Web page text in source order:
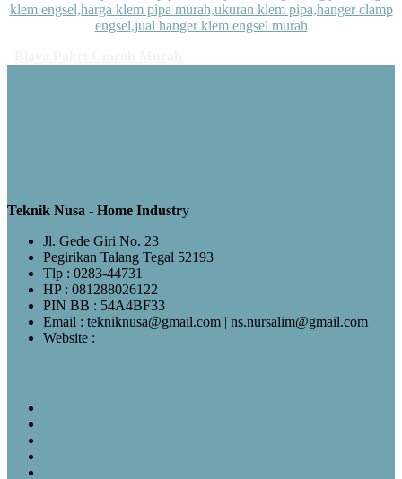
Teknik Nusa - Home Industry
Jl. Gede Giri No. 23
Pegirikan Talang Tegal 52193
Tlp : 0283-44731
HP : 081288026122
PIN BB : 54A4BF33
Email : tekniknusa@gmail.com | ns.nursalim@gmail.com
Website :